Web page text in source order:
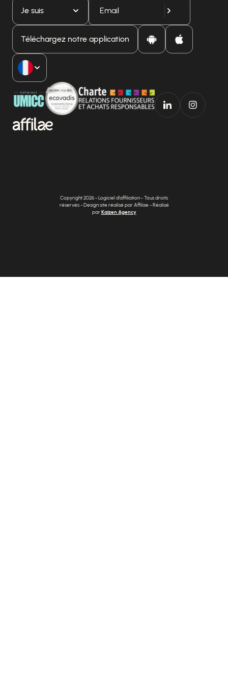
Je suis
Téléchargez notre application
Copyright 2026 - Logiciel d'affiliation - Tous droits
réservés - Design site réalisé par Affilae - Réalisé
parKaizen Agency